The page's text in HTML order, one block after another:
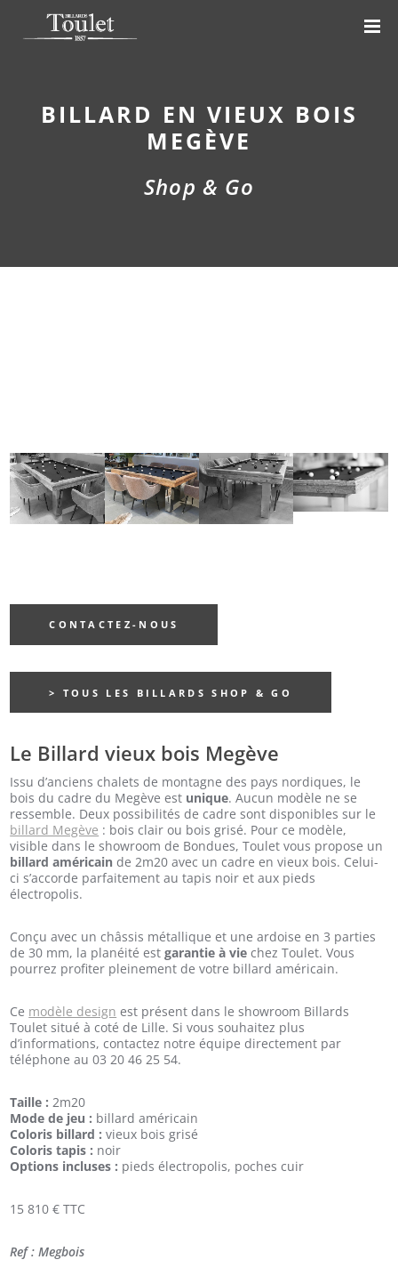
BILLARD EN VIEUX BOIS
MEGÈVE
Shop & Go
CONTACTEZ-NOUS
> TOUS LES BILLARDS SHOP & GO
Le Billard vieux bois Megève
Issu d’anciens chalets de montagne des pays nordiques, le
bois du cadre du Megève est unique. Aucun modèle ne se
ressemble. Deux possibilités de cadre sont disponibles sur le
billard Megève : bois clair ou bois grisé. Pour ce modèle,
visible dans le showroom de Bondues, Toulet vous propose un
billard américain de 2m20 avec un cadre en vieux bois. Celui-
ci s’accorde parfaitement au tapis noir et aux pieds
électropolis.
Conçu avec un châssis métallique et une ardoise en 3 parties
de 30 mm, la planéité estgarantie à vie chez Toulet. Vous
pourrez profiter pleinement de votre billard américain.
Ce modèle design est présent dans le showroom Billards
Toulet situé à coté de Lille. Si vous souhaitez plus
d’informations, contactez notre équipe directement par
téléphone au 03 20 46 25 54.
Taille : 2m20
Mode de jeu : billard américain
Coloris billard : vieux bois grisé
Coloris tapis : noir
Options incluses : pieds électropolis, poches cuir
15 810 € TTC
Ref : Megbois